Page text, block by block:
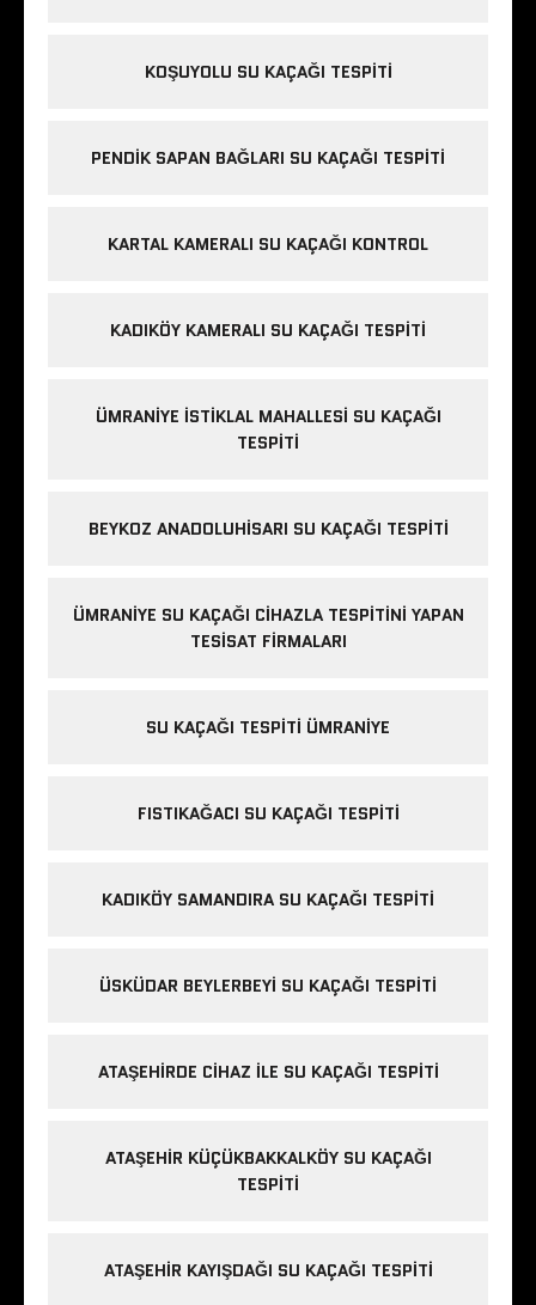
KOŞUYOLU SU KAÇAĞI TESPITI
PENDIK SAPAN BAĞLARI SU KAÇAĞI TESPITI
KARTAL KAMERALI SU KAÇAĞI KONTROL
KADIKÖY KAMERALI SU KAÇAĞI TESPITI
ÜMRANIYE İSTIKLAL MAHALLESI SU KAÇAĞI
TESPITI
BEYKOZ ANADOLUHISARI SU KAÇAĞI TESPITI
ÜMRANIYE SU KAÇAĞI CIHAZLA TESPITINI YAPAN
TESISAT FIRMALARI
SU KAÇAĞI TESPITI ÜMRANIYE
FISTIKAĞACI SU KAÇAĞI TESPITI
KADIKÖY SAMANDIRA SU KAÇAĞI TESPITI
ÜSKÜDAR BEYLERBEYI SU KAÇAĞI TESPITI
ATAŞEHIRDE CIHAZ ILE SU KAÇAĞI TESPITI
ATAŞEHIR KÜÇÜKBAKKALKÖY SU KAÇAĞI
TESPITI
ATAŞEHIR KAYIŞDAĞI SU KAÇAĞI TESPITI